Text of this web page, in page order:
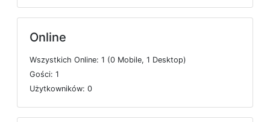
Online
Wszystkich Online: 1 (0 Mobile, 1 Desktop)
Gości: 1
Użytkowników: 0